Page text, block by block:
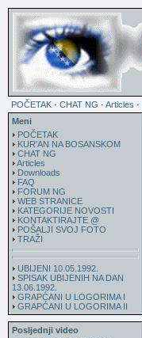
POČETAK · CHAT NG · Articles ·
Meni
POČETAK
KUR'AN NA BOSANSKOM
CHAT NG
Articles
Downloads
FAQ
FORUM NG
WEB STRANICE
KATEGORIJE NOVOSTI
KONTAKTIRAJTE @
POŠALJI SVOJ FOTO
TRAŽI
UBIJENI 10.05.1992.
SPISAK UBIJENIH NA DAN
13.06.1992.
GRAPĆANI U LOGORIMA I
GRAPĆANI U LOGORIMA II
Posljednji video